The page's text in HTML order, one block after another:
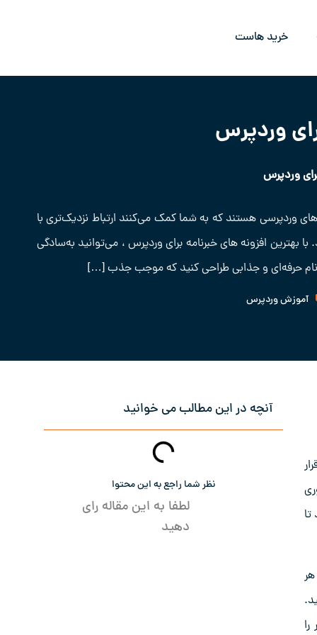
خرید هاست
وردپرس
وردپرس
وردپرسی هستند که به شما کمک می‌کنند ارتباط نزدیک‌تری با
با بهترین افزونه های خبرنامه برای وردپرس ، می‌توانید به‌سادگی
حرفه‌ای و جذابی طراحی کنید که موجب جذب […]
آموزش وردپرس
آنچه در این مطالب می خوانید
نظر شما راجع به این محتوا
لطفا به این مقاله رای
دهید